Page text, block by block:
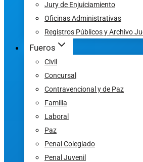
Jury de Enjuiciamiento
Oficinas Administrativas
Registros Públicos y Archivo
Fueros
Civil
Concursal
Contravencional y de Paz
Familia
Laboral
Paz
Penal Colegiado
Penal Juvenil